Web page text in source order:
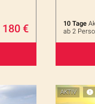
180 € 10 Tage
ab 2
AKTIV